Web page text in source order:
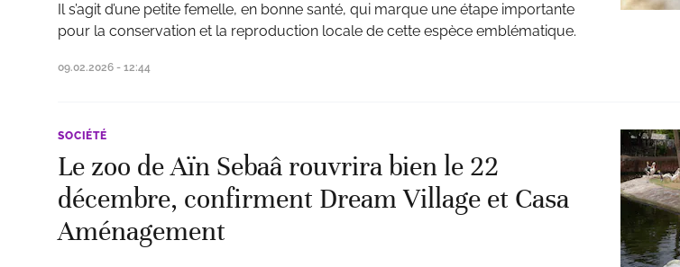
Il s’agit d’une petite femelle, en bonne santé, qui marque une étape importante
pour la conservation et la reproduction locale de cette espèce emblématique.
09.02.2026 - 12:44
SOCIÉTÉ
Le zoo de Aïn Sebaâ rouvrira bien le 22
décembre, confirment Dream Village et Casa
Aménagement